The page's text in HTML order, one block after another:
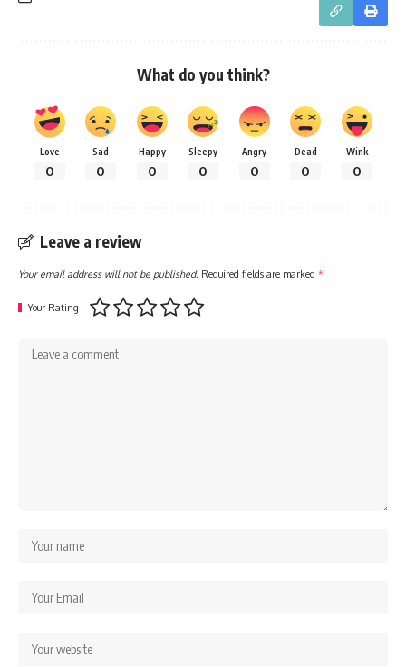
What do you think?
Love
0
Sad
0
Happy
0
Sleepy
0
Angry
0
Dead
0
Wink
0
Leave a review
Your email address will not be published. Required fields are marked *
Your Rating